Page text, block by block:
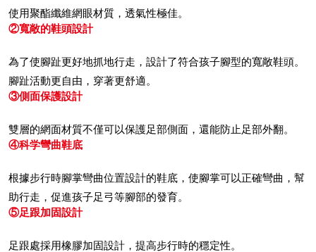
使用聚酯纖維網眼材質，透氣性極佳。
②寬敞的鞋頭設計
為了使腳趾更好地抓地行走，設計了符合孩子腳型的寬敞鞋頭。
腳趾活動更自由，穿著更舒適。
③側面保護設計
雙層的網面材質不僅可以保護足部側面，還能防止足部外翻。
④科学彎曲鞋底
根據步行時腳掌彎曲位置設計的鞋底，使腳掌可以正確彎曲，幫
助行走，促進孩子足弓等腳部的發育。
⑤足跟加固設計
足跟處採用橡膠加固設計，提高步行時的穩定性。